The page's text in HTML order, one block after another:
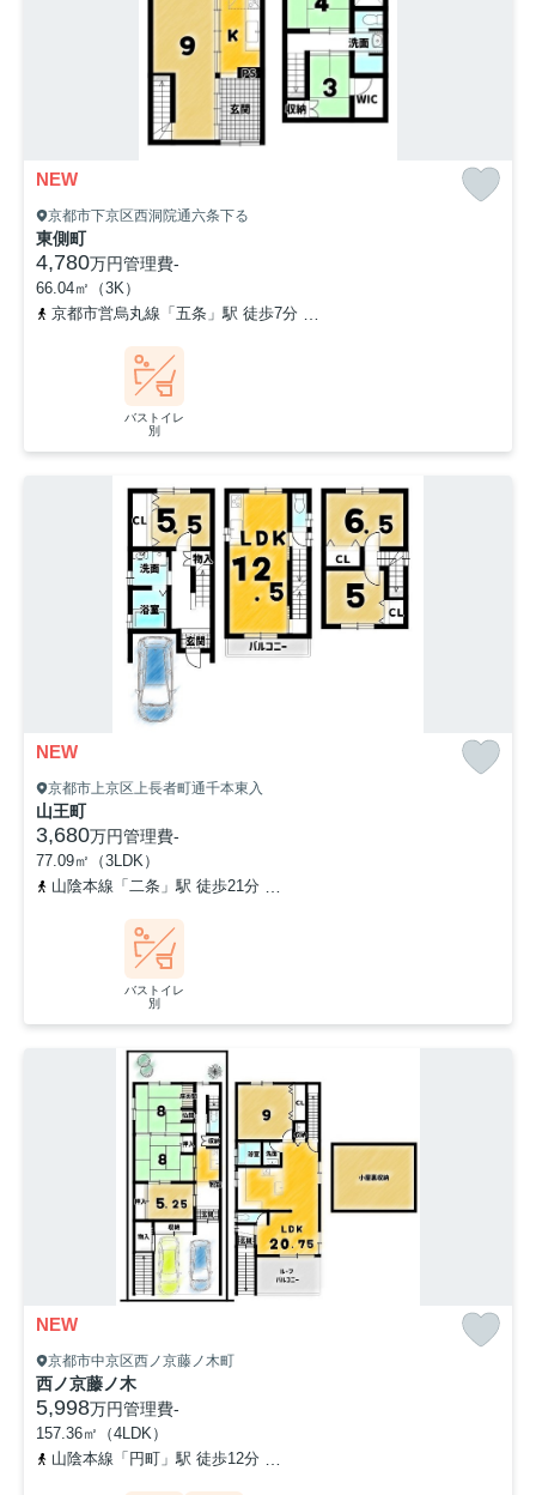
NEW
京都市下京区西洞院通六条下る
東側町
4,780万円管理費-
66.04㎡（3K）
京都市営烏丸線「五条」駅 徒歩7分
バストイレ
別
NEW
京都市上京区上長者町通千本東入
山王町
3,680万円管理費-
77.09㎡（3LDK）
山陰本線「二条」駅 徒歩21分
バストイレ
別
NEW
京都市中京区西ノ京藤ノ木町
西ノ京藤ノ木
5,998万円管理費-
157.36㎡（4LDK）
山陰本線「円町」駅 徒歩12分